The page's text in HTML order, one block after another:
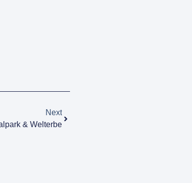
Next
& Welterbe